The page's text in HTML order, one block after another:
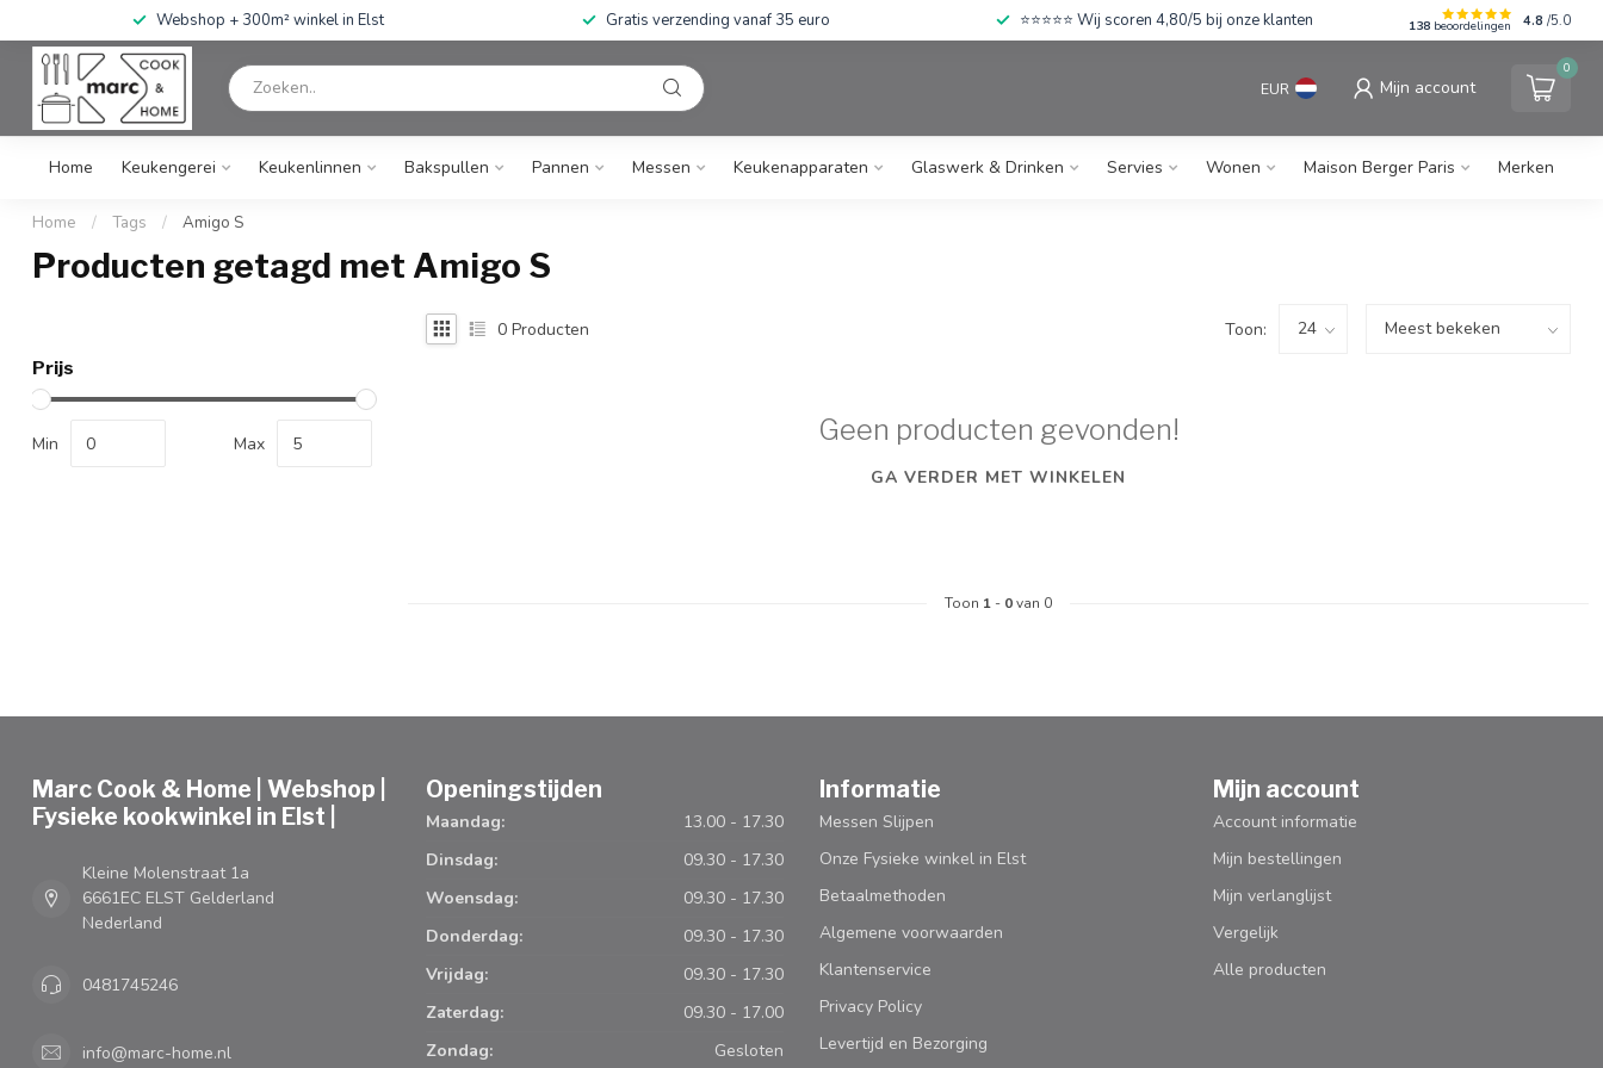
Webshop + 300m² winkel in Elst Gratis verzending vanaf 35 euro ⭐⭐⭐⭐⭐ Wij scoren 4,80/5 bij onze klanten 138 beoordelingen 4.8 /5.0
EUR Mijn account
0
Home Keukengerei Keukenlinnen Bakspullen Pannen Messen Keukenapparaten Glaswerk & Drinken Servies Wonen Maison Berger Paris Merken
Home / Tags / Amigo S
Producten getagd met Amigo S
Prijs
Min Max
0 Producten Toon:
Geen producten gevonden!
GA VERDER MET WINKELEN
Toon 1 - 0van 0
Marc Cook & Home | Webshop |
Fysieke kookwinkel in Elst |
Kleine Molenstraat 1a
6661EC ELST Gelderland
Nederland
0481745246
info@marc-home.nl
Openingstijden
Maandag:
13.00 - 17.30
Dinsdag:
09.30 - 17.30
Woensdag:
09.30 - 17.30
Donderdag:
09.30 - 17.30
Vrijdag:
09.30 - 17.30
Zaterdag:
09.30 - 17.00
Zondag:
Gesloten
Informatie
Messen Slijpen
Onze Fysieke winkel in Elst
Betaalmethoden
Algemene voorwaarden
Klantenservice
Privacy Policy
Levertijd en Bezorging
Mijn account
Account informatie
Mijn bestellingen
Mijn verlanglijst
Vergelijk
Alle producten